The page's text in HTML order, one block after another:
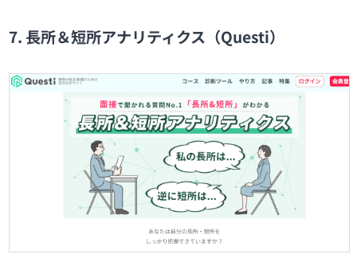
7. 長所＆短所アナリティクス（Questi）